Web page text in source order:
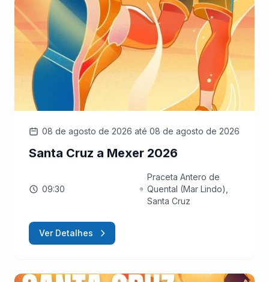
08 de agosto de 2026 até 08 de agosto de 2026
Santa Cruz a Mexer 2026
09:30
Praceta Antero de
Quental (Mar Lindo),
Santa Cruz
Ver Detalhes